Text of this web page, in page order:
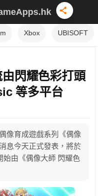
Xbox UBISOFT
由閃耀色彩打頭
等多平台
像育成遊戲系列《偶像
息今天正式發表，將於
始由《偶像大師 閃耀色